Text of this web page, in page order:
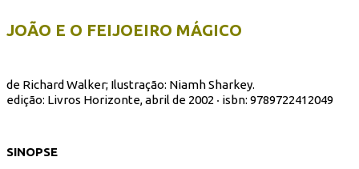
JOÃO E O FEIJOEIRO MÁGICO
de Richard Walker; Ilustração: Niamh Sharkey.
edição: Livros Horizonte, abril de 2002 ‧ isbn: 9789722412049
SINOPSE